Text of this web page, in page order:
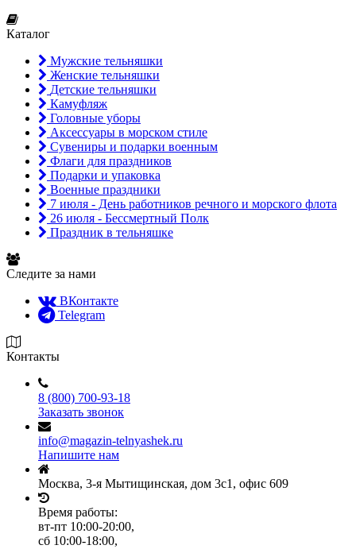
Каталог
Мужские тельняшки
Женские тельняшки
Детские тельняшки
Камуфляж
Головные уборы
Аксессуары в морском стиле
Сувениры и подарки военным
Флаги для праздников
Подарки и упаковка
Военные праздники
7 июля - День работников речного и морского флота
26 июля - Бессмертный Полк
Праздник в тельняшке
Следите за нами
ВКонтакте
Telegram
Контакты
8 (800) 700-93-18
Заказать звонок
info@magazin-telnyashek.ru
Напишите нам
Москва, 3-я Мытищинская, дом 3с1, офис 609
Время работы:
вт-пт 10:00-20:00,
сб 10:00-18:00,